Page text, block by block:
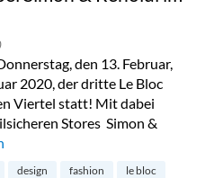
den 13. Februar,
2020, der dritte Le Bloc
Viertel statt! Mit dabei
Stores Simon &
Sale bei Simon & Renoldi im
design fashion
le bloc